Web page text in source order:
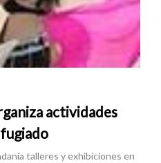
actividades
talleres y exhibiciones en